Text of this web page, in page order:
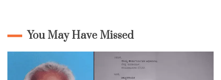
You May Have Missed